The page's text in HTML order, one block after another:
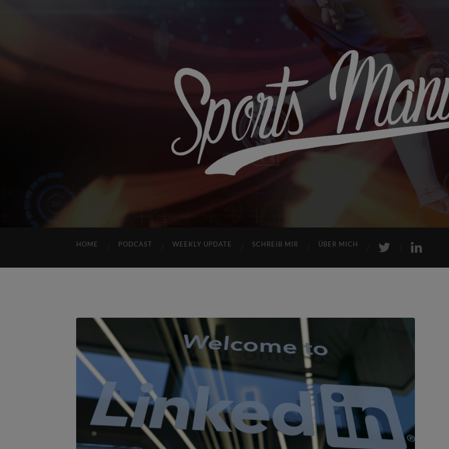
HOME PODCAST WEEKLY UPDATE SCHREIB MIR ÜBER MICH